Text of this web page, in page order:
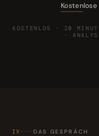
KOSTENLOS · 20
·
IX DAS GESPRÄCH